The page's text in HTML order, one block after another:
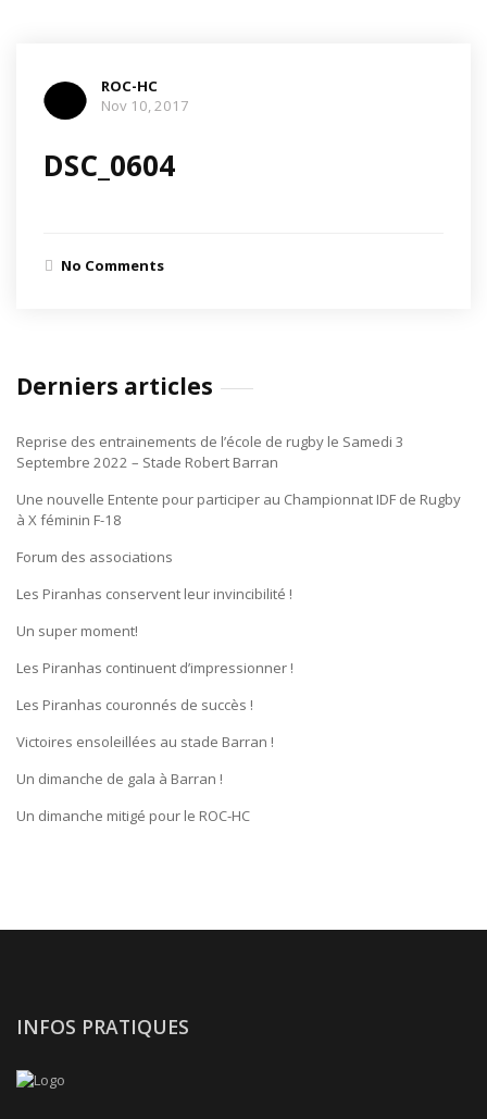
ROC-HC
Nov 10, 2017
DSC_0604
No Comments
Derniers articles
Reprise des entrainements de l’école de rugby le Samedi 3
Septembre 2022 – Stade Robert Barran
Une nouvelle Entente pour participer au Championnat IDF de Rugby
à X féminin F-18
Forum des associations
Les Piranhas conservent leur invincibilité !
Un super moment!
Les Piranhas continuent d’impressionner !
Les Piranhas couronnés de succès !
Victoires ensoleillées au stade Barran !
Un dimanche de gala à Barran !
Un dimanche mitigé pour le ROC-HC
INFOS PRATIQUES